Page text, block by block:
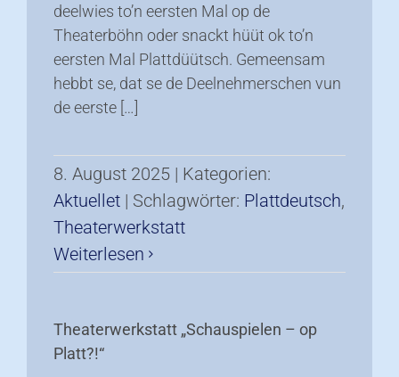
deelwies to’n eersten Mal op de
Theaterböhn oder snackt hüüt ok to’n
eersten Mal Plattdüütsch. Gemeensam
hebbt se, dat se de Deelnehmerschen vun
de eerste […]
8. August 2025 | Kategorien:
Aktuellet | Schlagwörter: Plattdeutsch,
Theaterwerkstatt
Weiterlesen
Theaterwerkstatt „Schauspielen – op
Platt?!“